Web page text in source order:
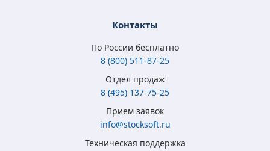
Контакты
По России бесплатно
8 (800) 511-87-25
Отдел продаж
8 (495) 137-75-25
Прием заявок
info@stocksoft.ru
Техническая поддержка